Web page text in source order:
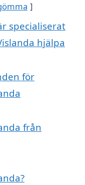
specialiserat
hjälpa
för
från